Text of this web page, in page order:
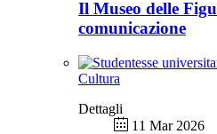
Il Museo delle
comunicazione
Cultura
Dettagli
11 Mar 2026